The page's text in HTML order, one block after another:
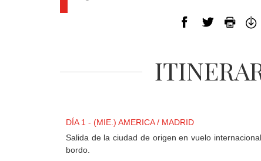
FLORIDA
DÍA 1 - (MIE.) AMERICA / MADRID
Salida de la ciudad de origen en vuelo
bordo.